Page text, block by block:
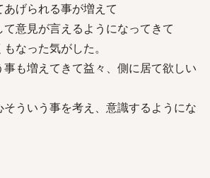
げられる事が増えて
意見が言えるようになってきて
なった気がした。
も増えてきて益々、側に居て欲しい
ういう事を考え、意識するようにな